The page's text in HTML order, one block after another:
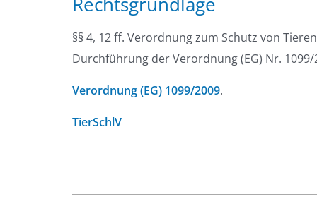
§§ 4, 12 ff. Verordnung zum Schutz von
Durchführung der Verordnung (EG) Nr.
Verordnung (EG) 1099/2009.
TierSchlV